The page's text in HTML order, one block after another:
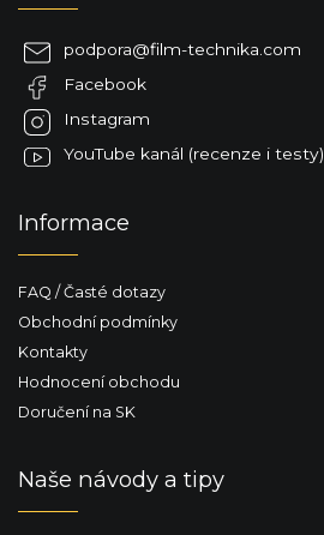
podpora@film-technika.com
Facebook
Instagram
YouTube kanál (recenze i testy)
Informace
FAQ / Časté dotazy
Obchodní podmínky
Kontakty
Hodnocení obchodu
Doručení na SK
Naše návody a tipy